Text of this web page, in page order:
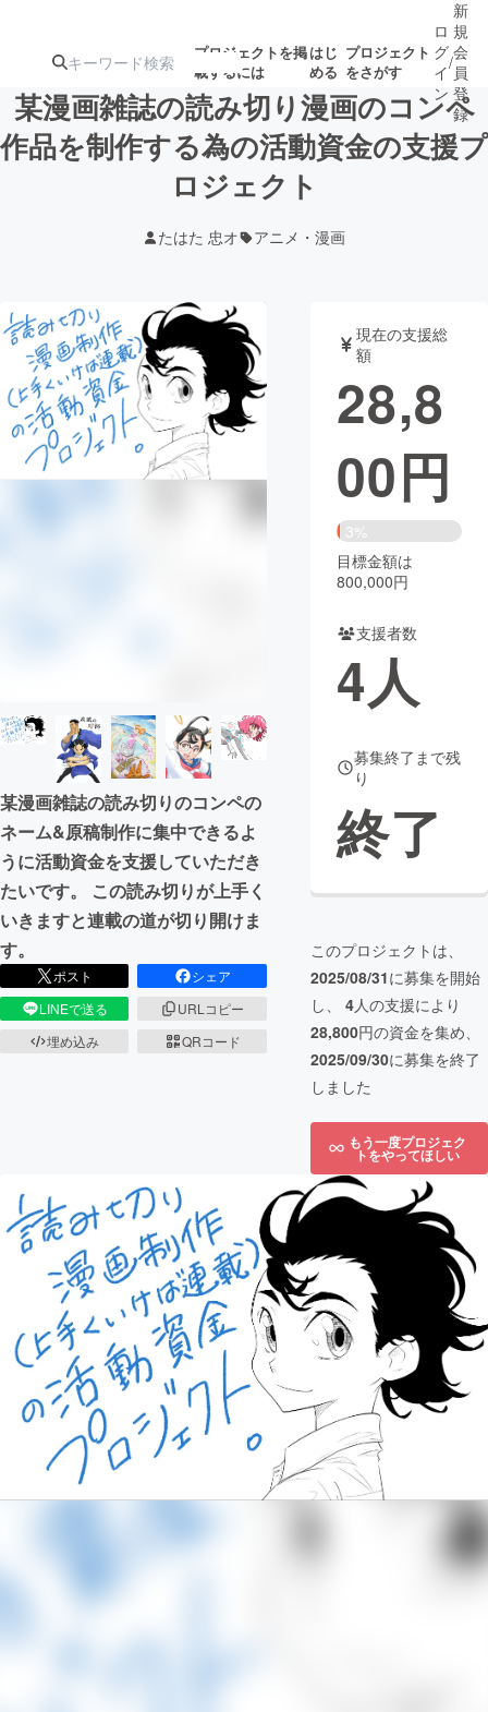
プロジェクトを掲
載するには
はじ
める
プロジェクト
をさがす
注目の新着プロ募集終了が近いプ
テクノロジー・ガジェット
映像・映画 書籍・雑誌
ビジネス・起業 チャレンジ
CAMPFIRE Creation
コミュニティ
ロ
グ
イ
ン
/
新
規
会
員
登
録
某漫画雑誌の読み切り漫画のコンペ
作品を制作する為の活動資金の支援プ
ロジェクト
たはた 忠オ アニメ・漫画
某漫画雑誌の読み切りのコンペの
ネーム&原稿制作に集中できるよ
うに活動資金を支援していただき
たいです。 この読み切りが上手く
いきますと連載の道が切り開けま
す。
ポスト
シェア
LINEで送る
URLコピー
埋め込み
QRコード
現在の支援総
額
28,8
00円
3%
目標金額は
800,000円
支援者数
4人
募集終了まで残
り
終了
このプロジェクトは、
2025/08/31に募集を開始
し、 4人の支援により
28,800円の資金を集め、
2025/09/30に募集を終了
しました
もう一度プロジェク
トをやってほしい